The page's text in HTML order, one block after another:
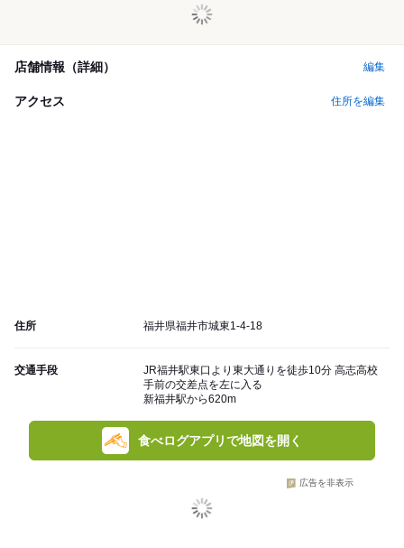
店舗情報（詳細） 編集
アクセス 住所を編集
住所 福井県福井市城東1-4-18
交通手段
JR福井駅東口より東大通りを徒歩10分 高志高校
手前の交差点を左に入る
新福井駅から620m
食べログアプリで地図を開く
広告を非表示